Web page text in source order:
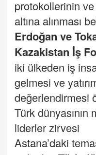
protokollerinin
altına alınması
Erdoğan ve
Kazakistan İş
iki ülkeden iş
gelmesi ve
değerlendirmesi
Türk
liderler zirvesi
Astana’daki